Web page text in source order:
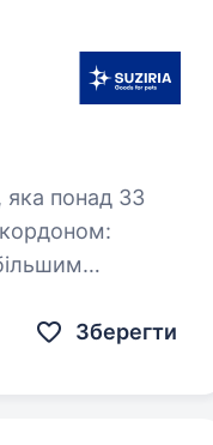
кордоном:
Зберегти